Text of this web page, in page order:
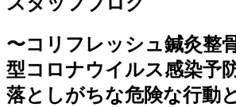
〜コリフレッシュ鍼灸整
型コロナウイルス感染予
落としがちな危険な行動